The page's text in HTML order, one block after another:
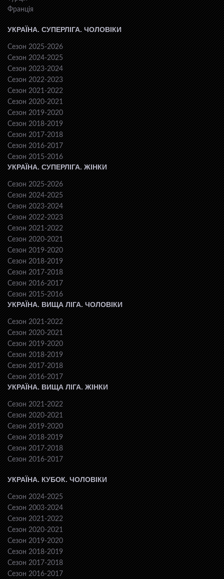
Франція
УКРАЇНА. СУПЕРЛІГА. ЧОЛОВІКИ
Сезон 2025-2026
Сезон 2024-2025
Сезон 2023-2024
Сезон 2022-2023
Сезон 2021-2022
Сезон 2020-2021
Сезон 2019-2020
Сезон 2018-2019
Сезон 2017-2018
Сезон 2016-2017
Сезон 2015-2016
УКРАЇНА. СУПЕРЛІГА. ЖІНКИ
Сезон 2025-2026
Сезон 2024-2025
Сезон 2023-2024
Сезон 2022-2023
Сезон 2021-2022
Сезон 2020-2021
Сезон 2019-2020
Сезон 2018-2019
Сезон 2017-2018
Сезон 2016-2017
Сезон 2015-2016
УКРАЇНА. ВИЩА ЛІГА. ЧОЛОВІКИ
Сезон 2021-2022
Сезон 2020-2021
Сезон 2019-2020
Сезон 2018-2019
Сезон 2017-2018
Сезон 2016-2017
УКРАЇНА. ВИЩА ЛІГА. ЖІНКИ
Сезон 2021-2022
Сезон 2020-2021
Сезон 2019-2020
Сезон 2018-2019
Сезон 2017-2018
Сезон 2016-2017
УКРАЇНА. КУБОК. ЧОЛОВІКИ
Сезон 2024-2025
Сезон 2003-2024
Сезон 2021-2022
Сезон 2020-2021
Сезон 2019-2020
Сезон 2018-2019
Сезон 2017-2018
Сезон 2016-2017